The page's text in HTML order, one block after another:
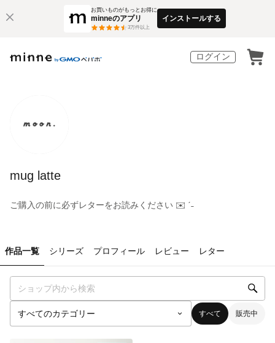
お買いものがもっとお得に
minneのアプリ
3万件以上
インストールする
ログイン
mug latte
ご購入の前に必ずレターをお読みください ✉️ ˊ˗
作品一覧 シリーズ プロフィール レビュー レター
すべて 販売中